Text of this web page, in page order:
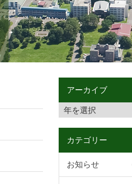
アーカイブ
カテゴリー
お知らせ